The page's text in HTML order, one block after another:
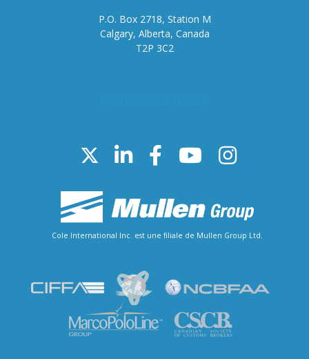
P.O. Box 2718, Station M
Calgary, Alberta, Canada
T2P 3C2
Cole International Inc. est une filiale de Mullen Group Ltd.